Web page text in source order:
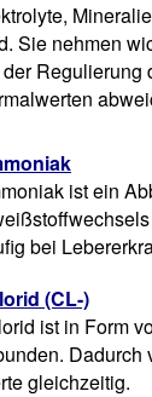
Sie nehmen
Regulierung
ist ein
bei
(CL-)
ist in Form
Dadurch
gleichzeitig.